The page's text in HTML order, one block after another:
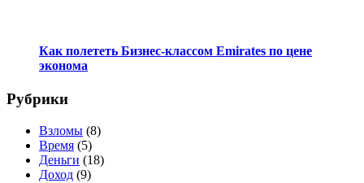
Как полететь Бизнес-классом Emirates по цене
эконома
Рубрики
Взломы (8)
Время (5)
Деньги (18)
Доход (9)